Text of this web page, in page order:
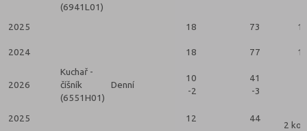
(6941L01)
2025 18 73
2024 18 77
2026
Kuchař -
číšník
(6551H01)
Denní
10
-2
41
-3
2025 12 44
2